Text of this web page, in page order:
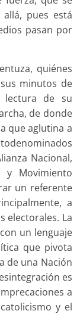
pues está
pasan por
quiénes
minutos de
lectura de su
de donde
que aglutina a
Nacional,
y Movimiento
un referente
a
electorales. La
un lenguaje
que pivota
de una Nación
es
a
y el